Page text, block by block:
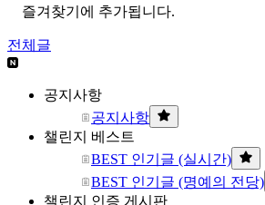
즐겨찾기에 추가됩니다.
전체글
공지사항
공지사항
챌린지 베스트
BEST 인기글 (실시간)
BEST 인기글 (명예의 전당)
챌린지 인증 게시판